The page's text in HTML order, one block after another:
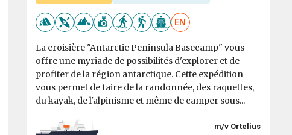
EN
La croisière "Antarctic Peninsula Basecamp" vous
offre une myriade de possibilités d'explorer et de
profiter de la région antarctique. Cette expédition
vous permet de faire de la randonnée, des raquettes,
du kayak, de l'alpinisme et même de camper sous...
m/v Ortelius